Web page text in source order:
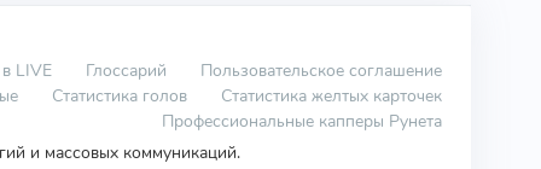
LIVE Глоссарий
Пользовательское соглашение
Статистика голов
Статистика желтых карточек
Профессиональные капперы Рунета
и массовых коммуникаций.